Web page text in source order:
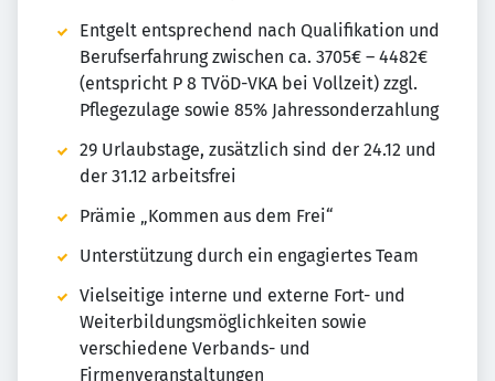
Entgelt entsprechend nach Qualifikation und
Berufserfahrung zwischen ca. 3705€ – 4482€
(entspricht P 8 TVöD-VKA bei Vollzeit) zzgl.
Pflegezulage sowie 85% Jahressonderzahlung
29 Urlaubstage, zusätzlich sind der 24.12 und
der 31.12 arbeitsfrei
Prämie „Kommen aus dem Frei“
Unterstützung durch ein engagiertes Team
Vielseitige interne und externe Fort- und
Weiterbildungsmöglichkeiten sowie
verschiedene Verbands- und
Firmenveranstaltungen